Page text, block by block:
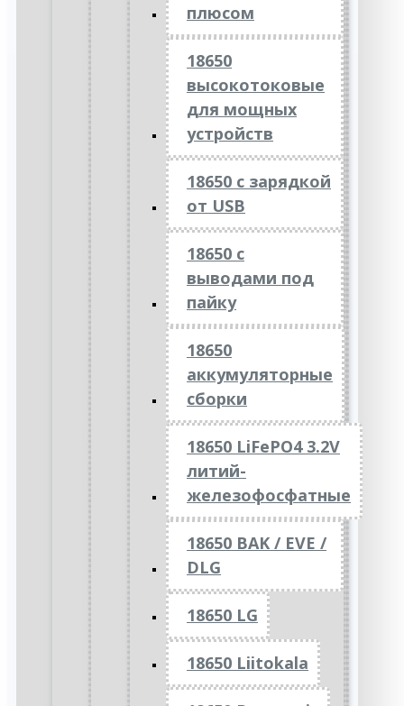
плюсом
18650
высокотоковые
для мощных
устройств
18650 с зарядкой
от USB
18650 с
выводами под
пайку
18650
аккумуляторные
сборки
18650 LiFePO4 3.2V
литий-
железофосфатные
18650 BAK / EVE /
DLG
18650 LG
18650 Liitokala